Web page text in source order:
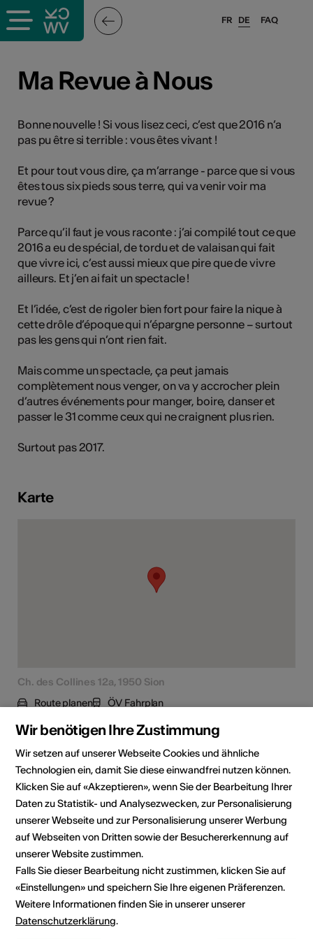
FAQ
FR DE
Ma Revue à Nous
Bonne nouvelle ! Si vous lisez ceci, c’est que 2016 n’a
pas pu être si terrible : vous êtes vivant !
Et pour tout vous dire, ça m’arrange - parce que si vous
êtes tous six pieds sous terre, qui va venir voir ma
revue ?
Parce qu’il faut je vous raconte : j’ai compilé tout ce que
2016 a eu de spécial, de tordu et de valaisan qui fait
que vivre ici, c’est aussi mieux que pire que de vivre
ailleurs. Et j’en ai fait un spectacle !
Et l’idée, c’est de rigoler bien fort pour faire la nique à
cette drôle d’époque qui n’épargne personne – surtout
pas les gens qui n’ont rien fait.
Mais comme un spectacle, ça peut jamais
complètement nous venger, on va y accrocher plein
d’autres événements pour manger, boire, danser et
passer le 31 comme ceux qui ne craignent plus rien.
Surtout pas 2017.
Karte
Ch. des Collines 12a, 1950 Sion
Route planen
ÖV Fahrplan
Institution / Organisation
Ma Revue à Nous
Ch. des Collines 12a
1950 Sion
Telefon 0041 76 405 63 56
E-Mail
Webseite
Route planen
Wir benötigen Ihre Zustimmung
Wir setzen auf unserer Webseite Cookies und ähnliche
Technologien ein, damit Sie diese einwandfrei nutzen können.
Klicken Sie auf «Akzeptieren», wenn Sie der Bearbeitung Ihrer
Daten zu Statistik- und Analysezwecken, zur Personalisierung
unserer Webseite und zur Personalisierung unserer Werbung
auf Webseiten von Dritten sowie der Besuchererkennung auf
unserer Website zustimmen.
Falls Sie dieser Bearbeitung nicht zustimmen, klicken Sie auf
«Einstellungen» und speichern Sie Ihre eigenen Präferenzen.
Weitere Informationen finden Sie in unserer unserer
Datenschutzerklärung.